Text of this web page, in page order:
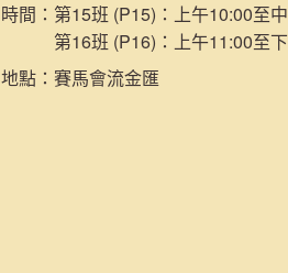
時間： 第15班 (P15)：上午10:00至
第16班 (P16)：上午11:00至
地點： 賽馬會流金匯